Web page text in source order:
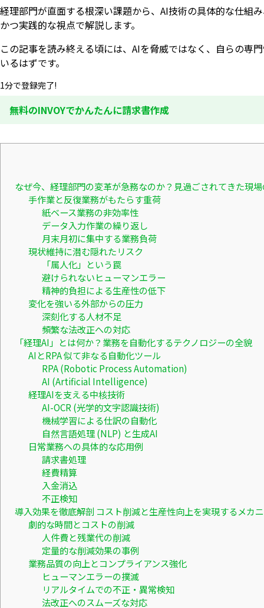
経理部門が直面する根深い課題から、AI技術の具体的な仕組
かつ実践的な視点で解説します。
この記事を読み終える頃には、AIを脅威ではなく、自らの専
いるはずです。
1分で登録完了!
無料のINVOYでかんたんに請求書作成
なぜ今、経理部門の変革が急務なのか？見過ごされてきた現
手作業と反復業務がもたらす重荷
紙ベース業務の非効率性
データ入力作業の繰り返し
月末月初に集中する業務負荷
現状維持に潜む隠れたリスク
「属人化」という罠
避けられないヒューマンエラー
精神的負担による生産性の低下
変化を強いる外部からの圧力
深刻化する人材不足
頻繁な法改正への対応
「経理AI」とは何か？業務を自動化するテクノロジーの全貌
AIとRPA 似て非なる自動化ツール
RPA (Robotic Process Automation)
AI (Artificial Intelligence)
経理AIを支える中核技術
AI-OCR (光学的文字認識技術)
機械学習による仕訳の自動化
自然言語処理 (NLP) と生成AI
日常業務への具体的な応用例
請求書処理
経費精算
入金消込
不正検知
導入効果を徹底解剖 コスト削減と生産性向上を実現するメカ
劇的な時間とコストの削減
人件費と残業代の削減
定量的な削減効果の事例
業務品質の向上とコンプライアンス強化
ヒューマンエラーの撲滅
リアルタイムでの不正・異常検知
法改正へのスムーズな対応